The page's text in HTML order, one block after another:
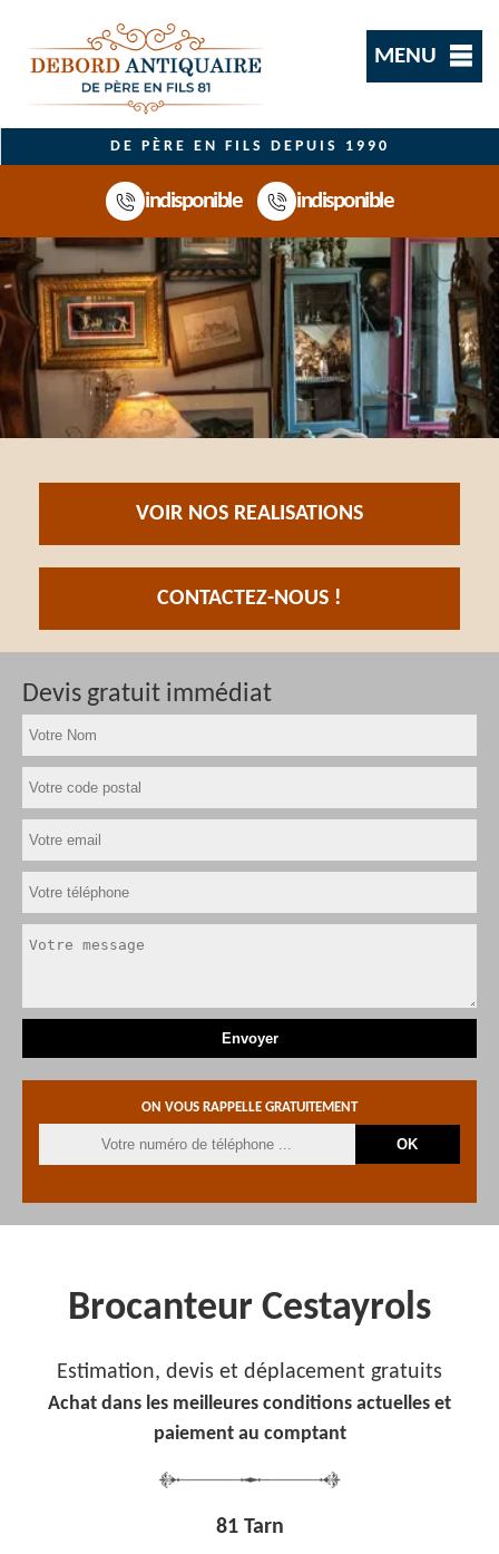
MENU
DE PÈRE EN FILS DEPUIS 1990
indisponible indisponible
VOIR NOS REALISATIONS
CONTACTEZ-NOUS !
Devis gratuit immédiat
ON VOUS RAPPELLE GRATUITEMENT
Brocanteur Cestayrols
Estimation, devis et déplacement gratuits
Achat dans les meilleures conditions actuelles et
paiement au comptant
81 Tarn